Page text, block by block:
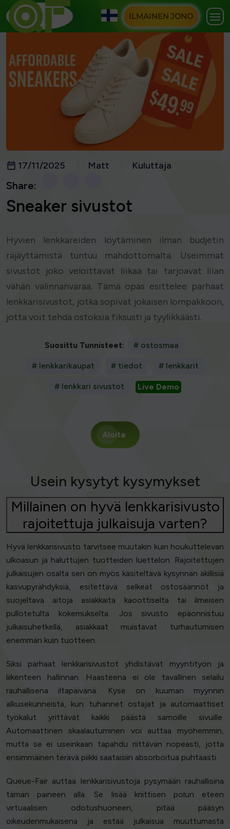
ILMAINEN JONO
17/11/2025 Matt Kuluttaja
Share:
Sneaker sivustot
Hyvien lenkkareiden löytäminen ilman budjetin
räjäyttämistä tuntuu mahdottomalta. Useimmat
sivustot joko veloittavat liikaa tai tarjoavat liian
vähän valinnanvaraa. Tämä opas esittelee parhaat
lenkkarisivustot, jotka sopivat jokaisen lompakkoon,
jotta voit tehdä ostoksia fiksusti ja tyylikkäästi.
Suosittu Tunnisteet: # ostosmaa
# lenkkarikaupat # tiedot # lenkkarit
# lenkkari sivustot Live Demo
Aloita
Usein kysytyt kysymykset
Millainen on hyvä lenkkarisivusto
rajoitettuja julkaisuja varten?
Hyvä lenkkarisivusto tarvitsee muutakin kuin houkuttelevan
ulkoasun ja haluttujen tuotteiden luettelon. Rajoitettujen
julkaisujen osalta sen on myös käsiteltävä kysynnän äkillisiä
kasvupyrähdyksiä, esitettävä selkeät ostosäännöt ja
suojeltava aitoja asiakkaita kaoottiselta tai ilmeisen
pullotetulta kokemukselta. Jos sivusto epäonnistuu
julkaisuhetkellä, asiakkaat muistavat turhautumisen
enemmän kuin tuotteen.
Siksi parhaat lenkkarisivustot yhdistävät myyntityön ja
liikenteen hallinnan. Haasteena ei ole tavallinen selailu
rauhallisena iltapäivänä. Kyse on kuuman myynnin
alkusekunneista, kun tuhannet ostajat ja automaattiset
työkalut yrittävät kaikki päästä samoille sivuille.
Automaattinen skaalautuminen voi auttaa myöhemmin,
mutta se ei useinkaan tapahdu riittävän nopeasti, jotta
ensimmäinen terävä piikki saataisiin absorboitua puhtaasti.
Queue-Fair auttaa lenkkarisivustoja pysymään rauhallisina
tämän paineen alla. Se lisää kriittisen polun eteen
virtuaalisen odotushuoneen, pitää pääsyn
oikeudenmukaisena ja estää julkaisua muuttumasta